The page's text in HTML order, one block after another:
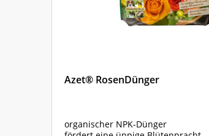
Azet® RosenDünger
organischer NPK-Dünger